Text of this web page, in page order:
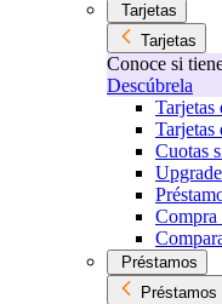
Tarjetas
Tarjetas
Conoce si
Descúbrela
Tarjetas
Tarjetas
Cuotas
Compra
Préstamos
Préstamos